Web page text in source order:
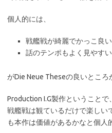
個人的には、
戦艦戦が綺麗でかっこ良い
話のテンポもよく見やすい
がDie Neue Theseの良いところ
Production I.G製作ということで
戦艦戦は観ているだけで楽しい
も本作は価値があるかなと個人